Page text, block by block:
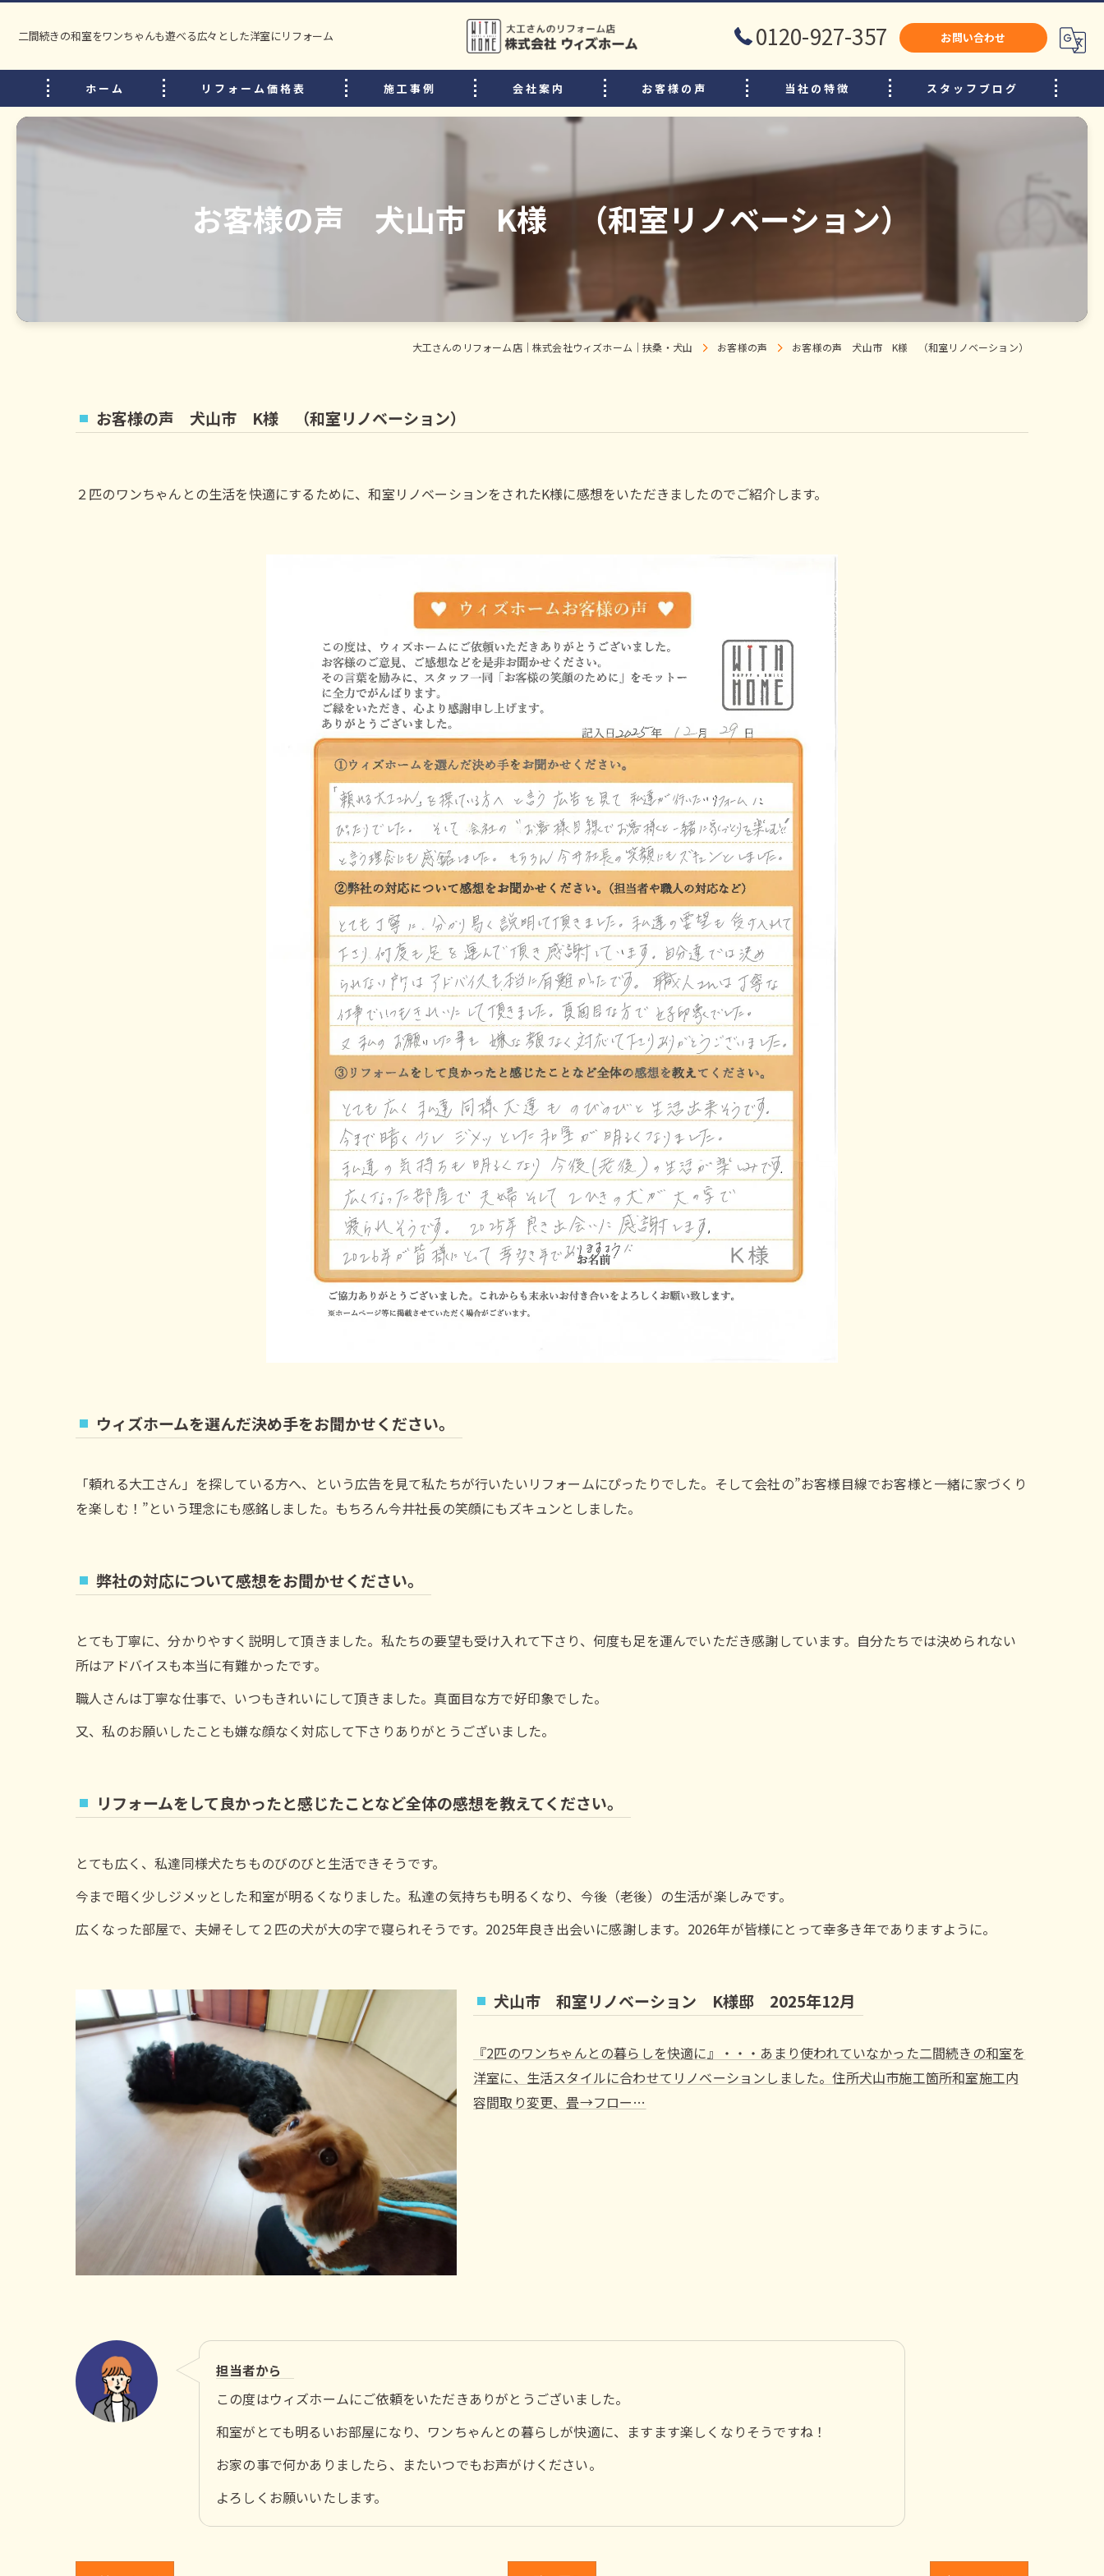
二間続きの和室をワンちゃんも遊べる広々とした洋室にリフォーム 0120-927-357 お問い合わせ
ホーム リフォーム価格表 施工事例 会社案内
中古住宅購入後のリフォームのポイント
スタッフ・職人紹介
お客様の声 当社の特徴
江南市のリフォーム
増改築
スタッフブログ
お客様の声 犬山市 K様 （和室リノベーション）
大工さんのリフォーム店｜株式会社ウィズホーム｜扶桑・犬山 お客様の声 お客様の声 犬山市 K様 （和室リノベーション）
お客様の声 犬山市 K様 （和室リノベーション）
２匹のワンちゃんとの生活を快適にするために、和室リノベーションをされたK様に感想をいただきましたのでご紹介します。
ウィズホームを選んだ決め手をお聞かせください。
「頼れる大工さん」を探している方へ、という広告を見て私たちが行いたいリフォームにぴったりでした。そして会社の”お客様目線でお客様と一緒に家づくり
を楽しむ！”という理念にも感銘しました。もちろん今井社長の笑顔にもズキュンとしました。
弊社の対応について感想をお聞かせください。
とても丁寧に、分かりやすく説明して頂きました。私たちの要望も受け入れて下さり、何度も足を運んでいただき感謝しています。自分たちでは決められない
所はアドバイスも本当に有難かったです。
職人さんは丁寧な仕事で、いつもきれいにして頂きました。真面目な方で好印象でした。
又、私のお願いしたことも嫌な顔なく対応して下さりありがとうございました。
リフォームをして良かったと感じたことなど全体の感想を教えてください。
とても広く、私達同様犬たちものびのびと生活できそうです。
今まで暗く少しジメッとした和室が明るくなりました。私達の気持ちも明るくなり、今後（老後）の生活が楽しみです。
広くなった部屋で、夫婦そして２匹の犬が大の字で寝られそうです。2025年良き出会いに感謝します。2026年が皆様にとって幸多き年でありますように。
犬山市 和室リノベーション K様邸 2025年12月
『2匹のワンちゃんとの暮らしを快適に』・・・あまり使われていなかった二間続きの和室を
洋室に、生活スタイルに合わせてリノベーションしました。住所犬山市施工箇所和室施工内
容間取り変更、畳→フロー…
担当者から
この度はウィズホームにご依頼をいただきありがとうございました。
和室がとても明るいお部屋になり、ワンちゃんとの暮らしが快適に、ますます楽しくなりそうですね！
お家の事で何かありましたら、またいつでもお声がけください。
よろしくお願いいたします。